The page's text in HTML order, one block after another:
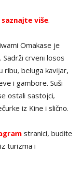
saznajte više.
Omakase je
crveni losos
ribu, beluga kavijar,
i gambore. Suši
ostali sastojci,
iz Kine i slično.
stranici, budite
turizma i